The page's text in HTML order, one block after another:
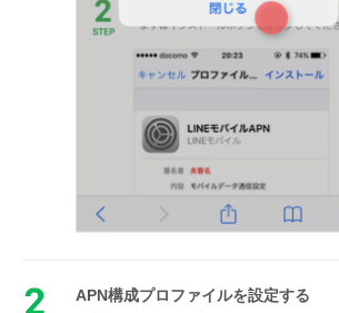
APN構成プロファイルを設定する